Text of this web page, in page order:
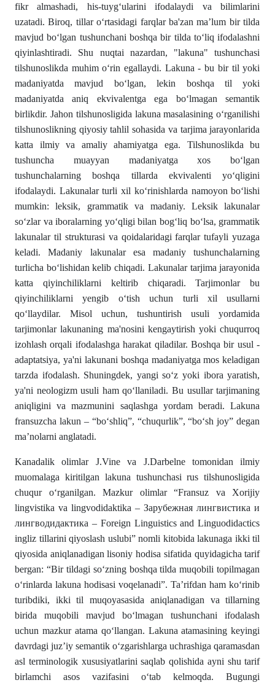
fikr almashadi, his-tuyg‘ularini ifodalaydi va bilimlarini
uzatadi. Biroq, tillar о‘rtasidagi farqlar ba'zan ma’lum bir tilda
mavjud bо‘lgan tushunchani boshqa bir tilda tо‘liq ifodalashni
qiyinlashtiradi. Shu nuqtai nazardan, "lakuna" tushunchasi
tilshunoslikda muhim о‘rin egallaydi. Lakuna - bu bir til yoki
madaniyatda mavjud bо‘lgan, lekin boshqa til yoki
madaniyatda aniq ekvivalentga ega bо‘lmagan semantik
birlikdir. Jahon tilshunosligida lakuna masalasining о‘rganilishi
tilshunoslikning qiyosiy tahlil sohasida va tarjima jarayonlarida
katta ilmiy va amaliy ahamiyatga ega. Tilshunoslikda bu
tushuncha muayyan madaniyatga xos bо‘lgan
tushunchalarning boshqa tillarda ekvivalenti yо‘qligini
ifodalaydi. Lakunalar turli xil kо‘rinishlarda namoyon bо‘lishi
mumkin: leksik, grammatik va madaniy. Leksik lakunalar
sо‘zlar va iboralarning yо‘qligi bilan bog‘liq bо‘lsa, grammatik
lakunalar til strukturasi va qoidalaridagi farqlar tufayli yuzaga
keladi. Madaniy lakunalar esa madaniy tushunchalarning
turlicha bо‘lishidan kelib chiqadi. Lakunalar tarjima jarayonida
katta qiyinchiliklarni keltirib chiqaradi. Tarjimonlar bu
qiyinchiliklarni yengib о‘tish uchun turli xil usullarni
qо‘llaydilar. Misol uchun, tushuntirish usuli yordamida
tarjimonlar lakunaning ma'nosini kengaytirish yoki chuqurroq
izohlash orqali ifodalashga harakat qiladilar. Boshqa bir usul -
adaptatsiya, ya'ni lakunani boshqa madaniyatga mos keladigan
tarzda ifodalash. Shuningdek, yangi sо‘z yoki ibora yaratish,
ya'ni neologizm usuli ham qо‘llaniladi. Bu usullar tarjimaning
aniqligini va mazmunini saqlashga yordam beradi. Lakuna
fransuzcha lakun – “bо‘shliq”, “chuqurlik”, “bо‘sh joy” degan
ma’nolarni anglatadi.
Kanadalik olimlar J.Vine va J.Darbelne tomonidan ilmiy
muomalaga kiritilgan lakuna tushunchasi rus tilshunosligida
chuqur о‘rganilgan. Mazkur olimlar “Fransuz va Xorijiy
lingvistika va lingvodidaktika – Зарубежная лингвистика и
лингводидактика – Foreign Linguistics and Linguodidactics
ingliz tillarini qiyoslash uslubi” nomli kitobida lakunaga ikki til
qiyosida aniqlanadigan lisoniy hodisa sifatida quyidagicha tarif
bergan: “Bir tildagi sо‘zning boshqa tilda muqobili topilmagan
о‘rinlarda lakuna hodisasi voqelanadi”. Ta’rifdan ham kо‘rinib
turibdiki, ikki til muqoyasasida aniqlanadigan va tillarning
birida muqobili mavjud bо‘lmagan tushunchani ifodalash
uchun mazkur atama qо‘llangan. Lakuna atamasining keyingi
davrdagi juz’iy semantik о‘zgarishlarga uchrashiga qaramasdan
asl terminologik xususiyatlarini saqlab qolishida ayni shu tarif
birlamchi asos vazifasini о‘tab kelmoqda. Bugungi